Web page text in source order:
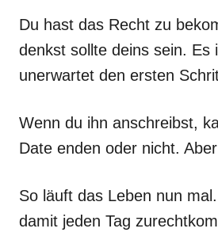
Du hast das Recht zu
denkst sollte deins sein. Es
unerwartet den ersten
Wenn du ihn anschreibst,
Date enden oder nicht.
So läuft das Leben nun
damit jeden Tag